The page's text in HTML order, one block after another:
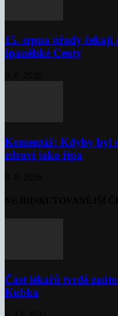
15. srpna úřady
španělské Ceuty
Komentář: Kdyby byl
zdraví jako řípa
Část lékařů tvrdě
Kubka